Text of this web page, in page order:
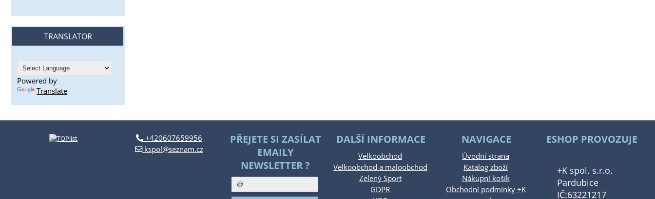
TRANSLATOR
Powered by
Translate
+420607659956
kspol@seznam.cz
PŘEJETE SI ZASÍLAT
EMAILY
NEWSLETTER ?
DALŠÍ INFORMACE
Velkoobchod
Velkoobchod a maloobchod
Zelený Sport
GDPR
NAVIGACE
Úvodní strana
Katalog zboží
Nákupní košík
Obchodní podmínky +K
ESHOP PROVOZUJE
+K spol. s.r.o.
Pardubice
IČ:63221217